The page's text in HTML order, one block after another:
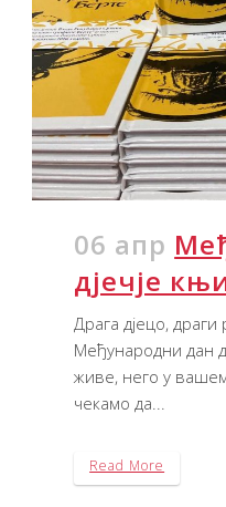
06 апр
дјечје
Драга дјецо,
Међународни дан
живе, него у
чекамо да...
Read More